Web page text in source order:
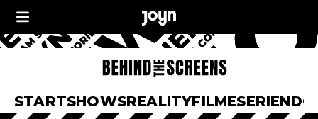
STARTSHOWSREALITYFILMESERIEN